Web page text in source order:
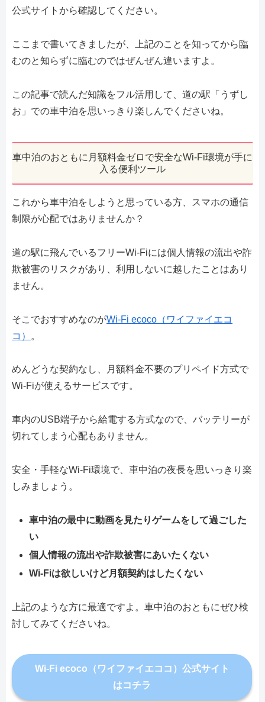
公式サイトから確認してください。
ここまで書いてきましたが、上記のことを知ってから臨
むのと知らずに臨むのではぜんぜん違いますよ。
この記事で読んだ知識をフル活用して、道の駅「うずし
お」での車中泊を思いっきり楽しんでくださいね。
車中泊のおともに月額料金ゼロで安全なWi-Fi環境が手に
入る便利ツール
これから車中泊をしようと思っている方、スマホの通信
制限が心配ではありませんか？
道の駅に飛んでいるフリーWi-Fiには個人情報の流出や詐
欺被害のリスクがあり、利用しないに越したことはあり
ません。
そこでおすすめなのがWi-Fi ecoco（ワイファイエコ
コ）
。
めんどうな契約なし、月額料金不要のプリペイド方式で
Wi-Fiが使えるサービスです。
車内のUSB端子から給電する方式なので、バッテリーが
切れてしまう心配もありません。
安全・手軽なWi-Fi環境で、車中泊の夜長を思いっきり楽
しみましょう。
車中泊の最中に動画を見たりゲームをして過ごした
い
個人情報の流出や詐欺被害にあいたくない
Wi-Fiは欲しいけど月額契約はしたくない
上記のような方に最適ですよ。車中泊のおともにぜひ検
討してみてくださいね。
Wi-Fi ecoco（ワイファイエココ）公式サイト
はコチラ